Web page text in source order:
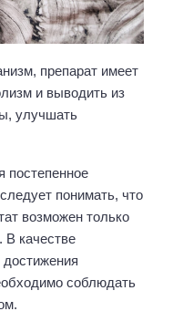
препарат имеет
и выводить из
улучшать
постепенное
понимать, что
возможен только
В качестве
соблюдать